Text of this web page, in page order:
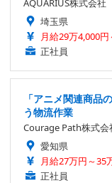
AQUARIUS株式会社
埼玉県
月給29万4,000
正社員
「アニメ関連商品
う物流作業
Courage Path株式会
愛知県
月給27万円～35
正社員